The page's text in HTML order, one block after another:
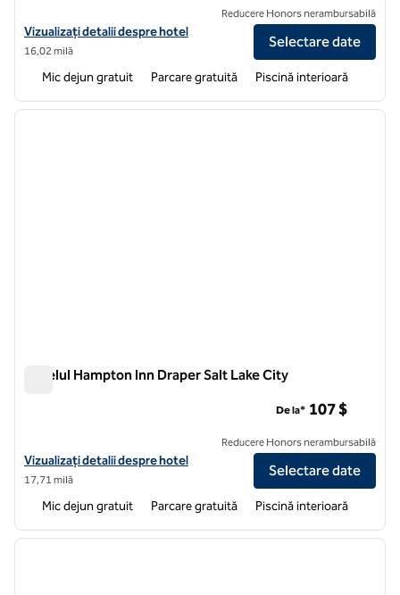
Vizualizați detaliile hotelului Hampton Inn & Suites Salt Lake City/
Vizualizați detalii despre hotel
16,02 milă
Reducere Honors nerambursabilă
Selectare date
Mic dejun gratuit Parcare gratuită Piscină interioară
1 din 12
Hotelul Hampton Inn Draper Salt Lake City
Vizualizați detaliile hotelului Hampton Inn Draper Salt Lake City
Vizualizați detalii despre hotel
17,71 milă
De la* 107 $
Reducere Honors nerambursabilă
Selectare date
Mic dejun gratuit Parcare gratuită Piscină interioară
1 din 12